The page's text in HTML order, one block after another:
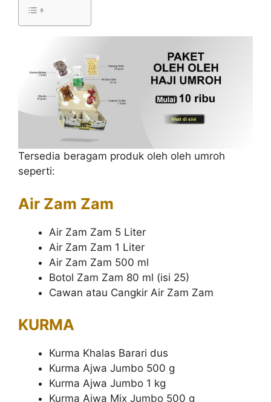
Tersedia beragam produk oleh oleh umroh
seperti:
Air Zam Zam
Air Zam Zam 5 Liter
Air Zam Zam 1 Liter
Air Zam Zam 500 ml
Botol Zam Zam 80 ml (isi 25)
Cawan atau Cangkir Air Zam Zam
KURMA
Kurma Khalas Barari dus
Kurma Ajwa Jumbo 500 g
Kurma Ajwa Jumbo 1 kg
Kurma Ajwa Mix Jumbo 500 g